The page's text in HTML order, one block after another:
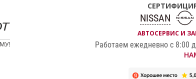
NISSAN
АВТОСЕРВИС И
Работаем ежедневно с 8:00